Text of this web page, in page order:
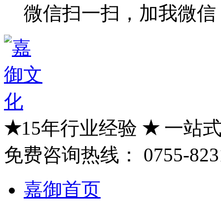
微信扫一扫，加我微信
★15年行业经验 ★一站
免费咨询热线：
0755-
嘉御首页